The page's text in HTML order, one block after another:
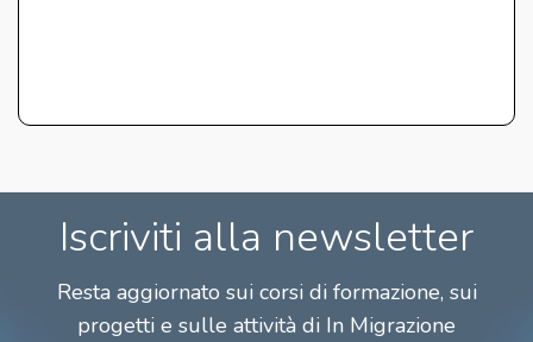
Iscriviti alla newsletter
Resta aggiornato sui corsi di formazione, sui
progetti e sulle attività di In Migrazione